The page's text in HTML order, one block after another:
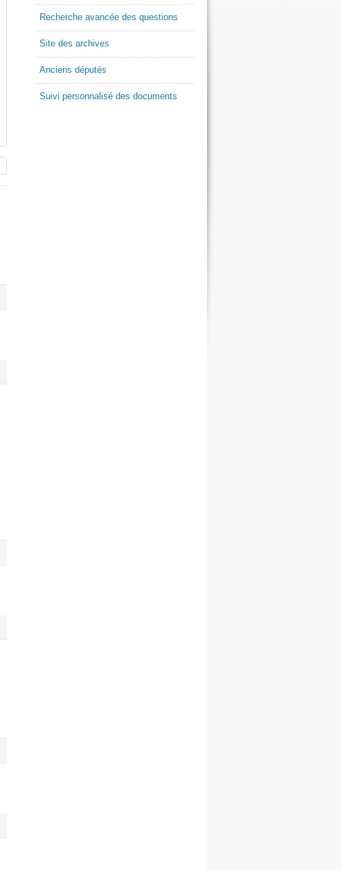
Recherche avancée des questions
Site des archives
Anciens députés
Suivi personnalisé des documents